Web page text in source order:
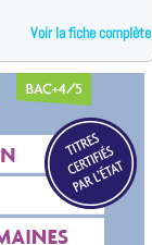
Voir la fiche complète